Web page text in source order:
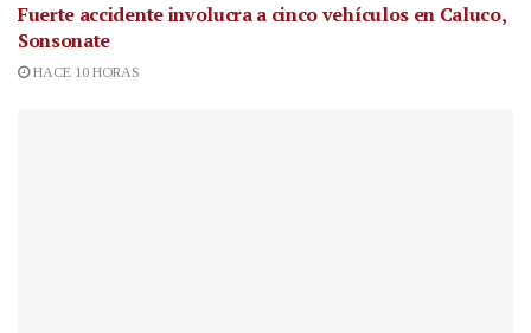
Fuerte accidente involucra a cinco vehículos en Caluco,
Sonsonate
HACE 10 HORAS